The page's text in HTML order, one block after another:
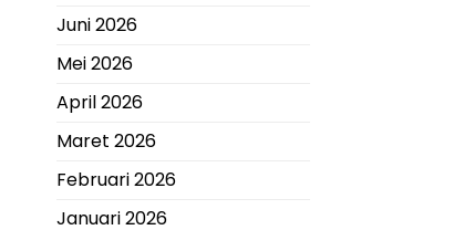
Juni 2026
Mei 2026
April 2026
Maret 2026
Februari 2026
Januari 2026